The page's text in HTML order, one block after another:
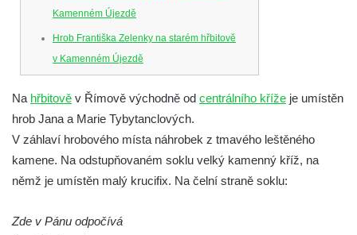
Kamenném Újezdě
Hrob Františka Zelenky na starém hřbitově
v Kamenném Újezdě
Kamenném Újezdě
Hrob Františka Šillera na hřbitově ve
Hrob Josefa Valeše na hřbitově ve Velešíně
Velešíně
Na hřbitově v Římově východně od centrálního kříže je umístěn
hrob Jana a Marie Tybytanclových.
V záhlaví hrobového místa náhrobek z tmavého leštěného
kamene. Na odstupňovaném soklu velký kamenný kříž, na
němž je umístěn malý krucifix. Na čelní straně soklu:
Zde v Pánu odpočívá